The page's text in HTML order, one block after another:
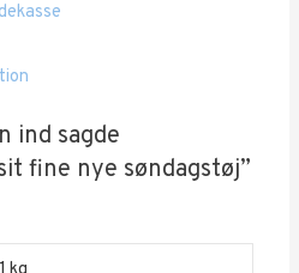
ind sagde
fine nye søndagstøj”